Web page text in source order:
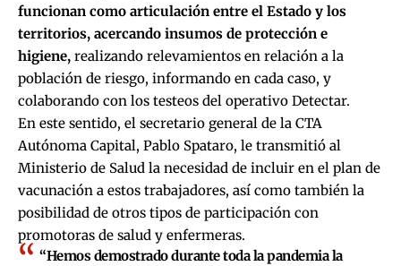
funcionan como articulación entre el Estado y los
territorios, acercando insumos de protección e
higiene, realizando relevamientos en relación a la
población de riesgo, informando en cada caso, y
colaborando con los testeos del operativo Detectar.
En este sentido, el secretario general de la CTA
Autónoma Capital, Pablo Spataro, le transmitió al
Ministerio de Salud la necesidad de incluir en el plan de
vacunación a estos trabajadores, así como también la
posibilidad de otros tipos de participación con
promotoras de salud y enfermeras.
“Hemos demostrado durante toda la pandemia la